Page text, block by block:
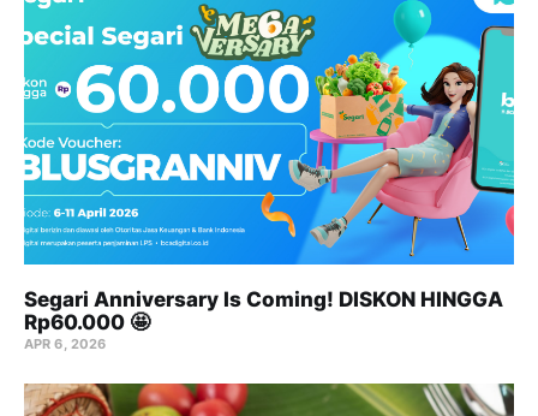
Segari Anniversary Is Coming! DISKON HINGGA
Rp60.000 🤩
APR 6, 2026